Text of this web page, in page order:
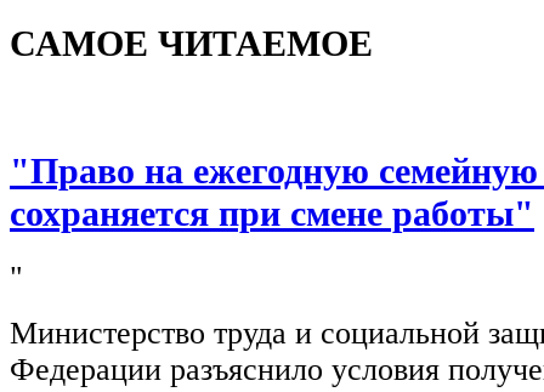
САМОЕ ЧИТАЕМОЕ
"Право на ежегодную
сохраняется при смене работы"
"
Министерство труда и социальной
Федерации разъяснило условия